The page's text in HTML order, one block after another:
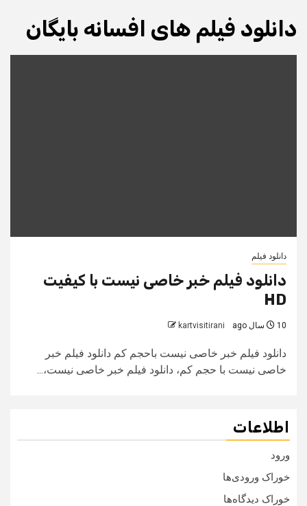
دانلود فیلم های افسانه بایگان
دانلود فیلم
دانلود فیلم خبر خاصی نیست با کیفیت
HD
10 سال ago kartvisitirani
دانلود فیلم خبر خاصی نیست باحجم کم دانلود فیلم خبر
خاصی نیست با حجم کم، دانلود فیلم خبر خاصی نیست،...
اطلاعات
ورود
خوراک ورودی‌ها
خوراک دیدگاه‌ها